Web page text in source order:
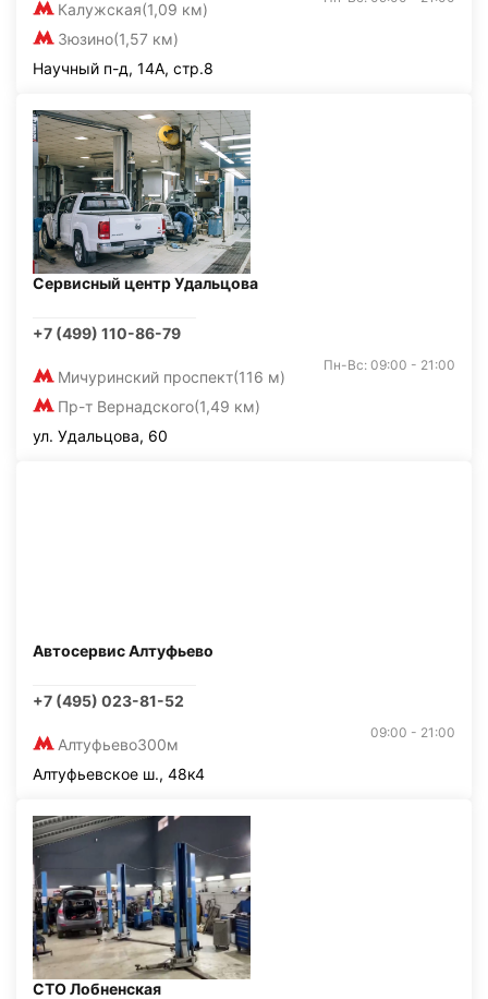
Калужская(1,09 км)
Зюзино(1,57 км)
Научный п-д, 14А, стр.8
Сервисный центр Удальцова
+7 (499) 110-86-79
Мичуринский проспект(116 м)
Пр-т Вернадского(1,49 км)
Пн-Вс: 09:00 - 21:00
ул. Удальцова, 60
Автосервис Алтуфьево
+7 (495) 023-81-52
Алтуфьево300м
09:00 - 21:00
Алтуфьевское ш., 48к4
СТО Лобненская